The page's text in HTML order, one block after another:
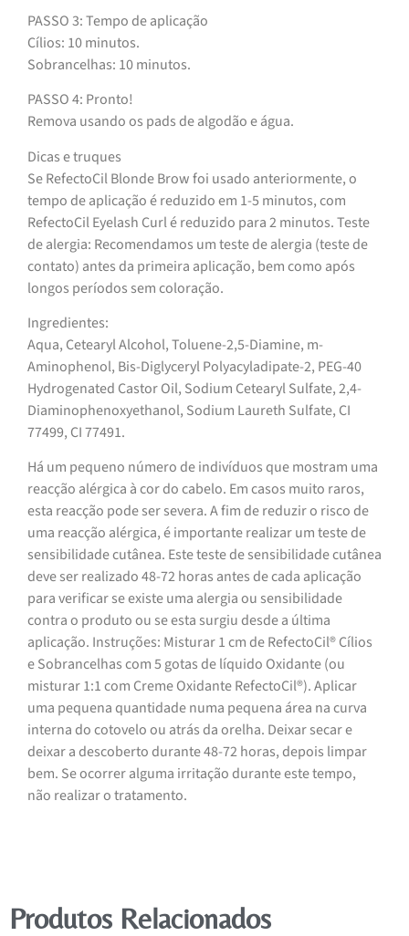
PASSO 3: Tempo de aplicação
Cílios: 10 minutos.
Sobrancelhas: 10 minutos.
PASSO 4: Pronto!
Remova usando os pads de algodão e água.
Dicas e truques
Se RefectoCil Blonde Brow foi usado anteriormente, o
tempo de aplicação é reduzido em 1-5 minutos, com
RefectoCil Eyelash Curl é reduzido para 2 minutos. Teste
de alergia: Recomendamos um teste de alergia (teste de
contato) antes da primeira aplicação, bem como após
longos períodos sem coloração.
Ingredientes:
Aqua, Cetearyl Alcohol, Toluene-2,5-Diamine, m-
Aminophenol, Bis-Diglyceryl Polyacyladipate-2, PEG-40
Hydrogenated Castor Oil, Sodium Cetearyl Sulfate, 2,4-
Diaminophenoxyethanol, Sodium Laureth Sulfate, CI
77499, CI 77491.
Há um pequeno número de indivíduos que mostram uma
reacção alérgica à cor do cabelo. Em casos muito raros,
esta reacção pode ser severa. A fim de reduzir o risco de
uma reacção alérgica, é importante realizar um teste de
sensibilidade cutânea. Este teste de sensibilidade cutânea
deve ser realizado 48-72 horas antes de cada aplicação
para verificar se existe uma alergia ou sensibilidade
contra o produto ou se esta surgiu desde a última
aplicação. Instruções: Misturar 1 cm de RefectoCil® Cílios
e Sobrancelhas com 5 gotas de líquido Oxidante (ou
misturar 1:1 com Creme Oxidante RefectoCil®). Aplicar
uma pequena quantidade numa pequena área na curva
interna do cotovelo ou atrás da orelha. Deixar secar e
deixar a descoberto durante 48-72 horas, depois limpar
bem. Se ocorrer alguma irritação durante este tempo,
não realizar o tratamento.
Produtos Relacionados